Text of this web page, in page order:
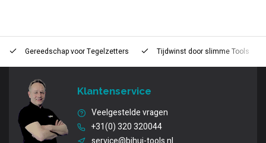
Gereedschap voorTegelzetters Tijdwinst door slimme Tools
Klantenservice
Veelgestelde vragen
+31(0) 320 320044